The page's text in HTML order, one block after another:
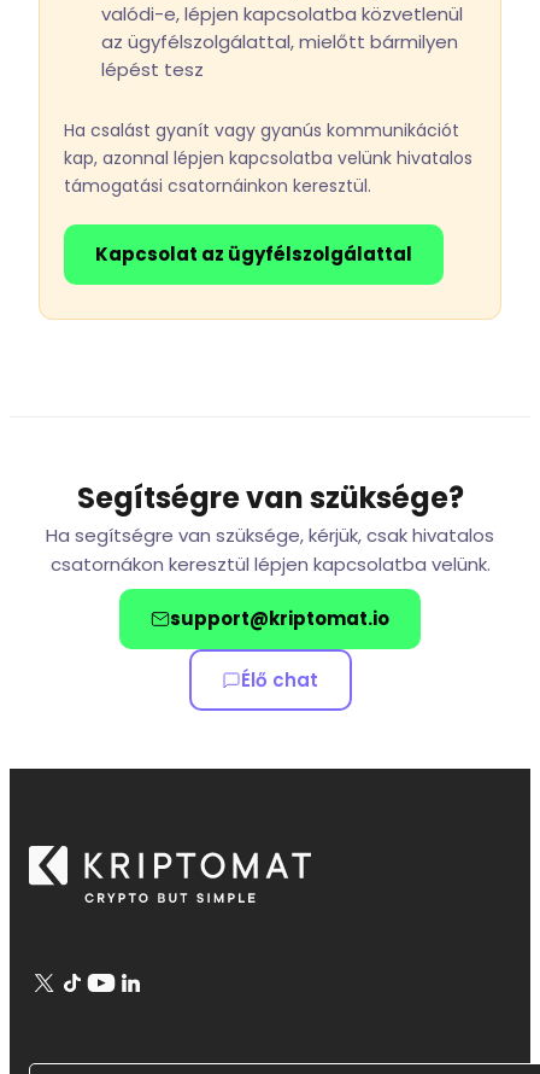
valódi-e, lépjen kapcsolatba közvetlenül
az ügyfélszolgálattal, mielőtt bármilyen
lépést tesz
Ha csalást gyanít vagy gyanús kommunikációt
kap, azonnal lépjen kapcsolatba velünk hivatalos
támogatási csatornáinkon keresztül.
Kapcsolat az ügyfélszolgálattal
Segítségre van szüksége?
Ha segítségre van szüksége, kérjük, csak hivatalos
csatornákon keresztül lépjen kapcsolatba velünk.
support@kriptomat.io
Élő chat